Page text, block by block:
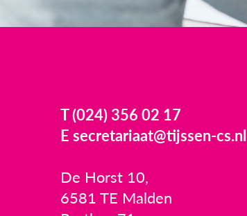
T (024) 356 02 17
E secretariaat@tijssen-cs.nl
De Horst 10,
6581 TE Malden